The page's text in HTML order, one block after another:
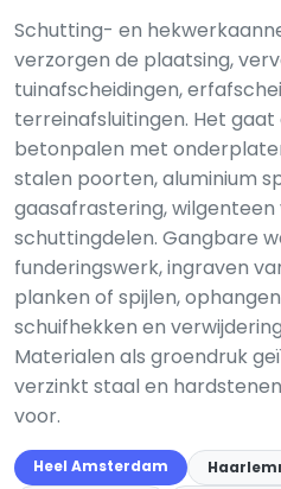
Schutting- en
verzorgen de plaatsing,
tuinafscheidingen,
terreinafsluitingen. Het
betonpalen met
stalen poorten, aluminium
gaasafrastering,
schuttingdelen. Gangbare
funderingswerk, ingraven
planken of spijlen,
schuifhekken en
Materialen als groendruk
verzinkt staal en
voor.
Heel Amsterdam